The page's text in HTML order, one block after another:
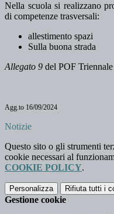
Nella scuola si realizzano
di competenze trasversali:
allestimento spazi
Sulla buona strada
Allegato 9 del POF Triennale
Agg.to 16/09/2024
Notizie
Questo sito o gli strumenti
cookie necessari al
COOKIE POLICY.
Personalizza Rifiuta tutti i
Gestione cookie